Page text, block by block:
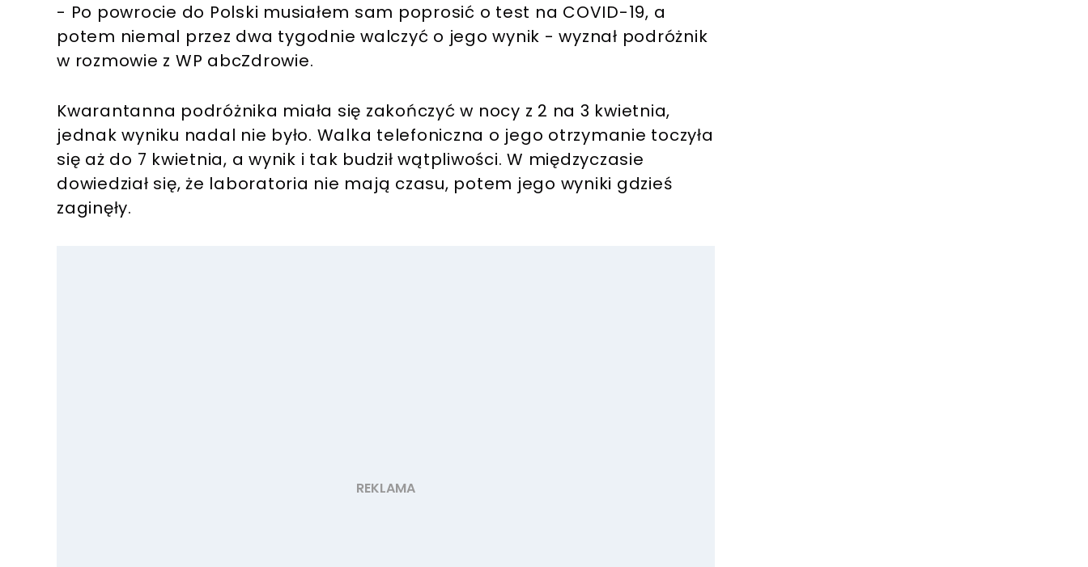
- Po powrocie do Polski musiałem sam poprosić o test na COVID-19, a
potem niemal przez dwa tygodnie walczyć o jego wynik - wyznał podróżnik
w rozmowie z WP abcZdrowie.
Kwarantanna podróżnika miała się zakończyć w nocy z 2 na 3 kwietnia,
jednak wyniku nadal nie było. Walka telefoniczna o jego otrzymanie toczyła
się aż do 7 kwietnia, a wynik i tak budził wątpliwości. W międzyczasie
dowiedział się, że laboratoria nie mają czasu, potem jego wyniki gdzieś
zaginęły.